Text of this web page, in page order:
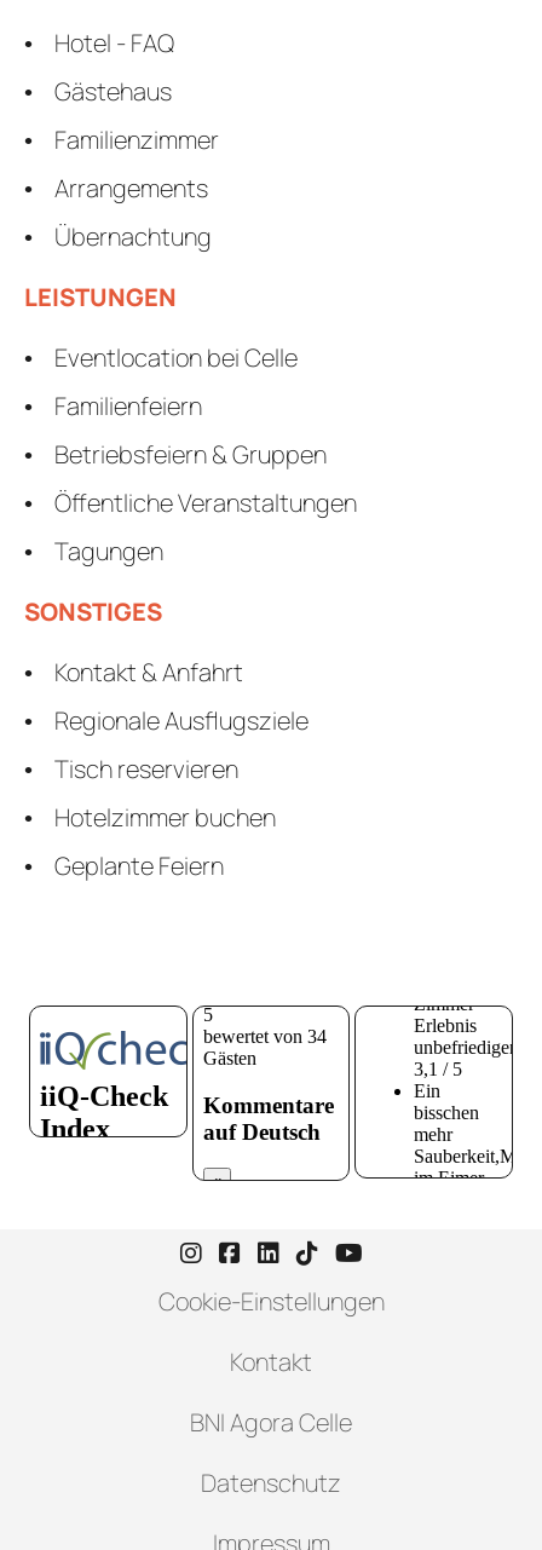
Hotel - FAQ
Gästehaus
Familienzimmer
Arrangements
Übernachtung
LEISTUNGEN
Eventlocation bei Celle
Familienfeiern
Betriebsfeiern & Gruppen
Öffentliche Veranstaltungen
Tagungen
SONSTIGES
Kontakt & Anfahrt
Regionale Ausflugsziele
Tisch reservieren
Hotelzimmer buchen
Geplante Feiern
Cookie-Einstellungen
Kontakt
BNI Agora Celle
Datenschutz
Impressum
Instagram-Seite von Hotel zur
Facebook-Seite von Hotel
LinkedIn-Seite von
TikTok-Seite von
YouTube-Seite